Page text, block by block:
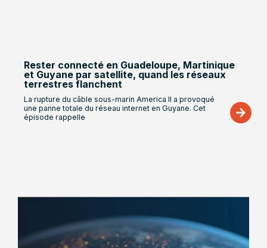
Rester connecté en Guadeloupe, Martinique
et Guyane par satellite, quand les réseaux
terrestres flanchent
La rupture du câble sous-marin America II a provoqué
une panne totale du réseau internet en Guyane. Cet
épisode rappelle